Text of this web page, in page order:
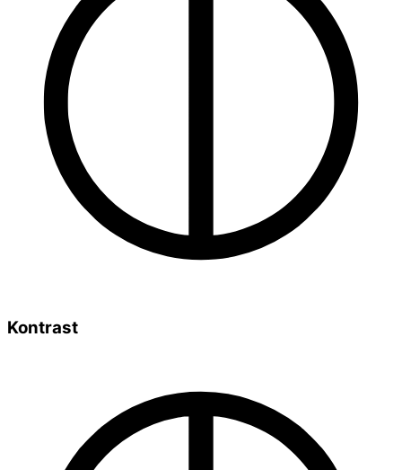
Kontrast